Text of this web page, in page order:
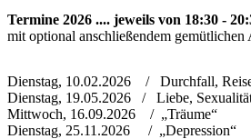
Termine 2026 .... jeweils von 18:30 -
mit optional anschließendem
Dienstag, 10.02.2026 / Durchfall,
Dienstag, 19.05.2026 / Liebe,
Mittwoch, 16.09.2026 / „Träume“
Dienstag, 25.11.2026 / „Depression“